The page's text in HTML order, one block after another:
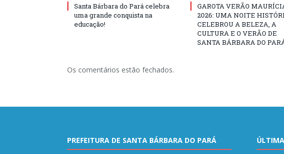
Santa Bárbara do Pará celebra
uma grande conquista na
educação!
GAROTA VERÃO
2026: UMA NOITE
CELEBROU A BELEZA, A
CULTURA E O VERÃO DE
SANTA BÁRBARA DO
Os comentários estão fechados.
PREFEITURA DE SANTA BÁRBARA DO PARÁ